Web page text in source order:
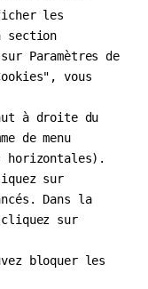
les
section
Paramètres de
vous
à droite du
de menu
horizontales).
sur
Dans la
sur
bloquer les